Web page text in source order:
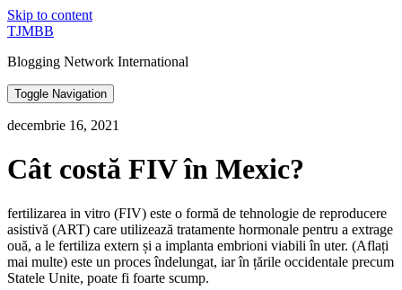
Skip to content
TJMBB
Blogging Network International
Toggle Navigation
decembrie 16, 2021
Cât costă FIV în Mexic?
fertilizarea in vitro (FIV) este o formă de tehnologie de reproducere
asistivă (ART) care utilizează tratamente hormonale pentru a extrage
ouă, a le fertiliza extern și a implanta embrioni viabili în uter. (Aflați
mai multe) este un proces îndelungat, iar în țările occidentale precum
Statele Unite, poate fi foarte scump.